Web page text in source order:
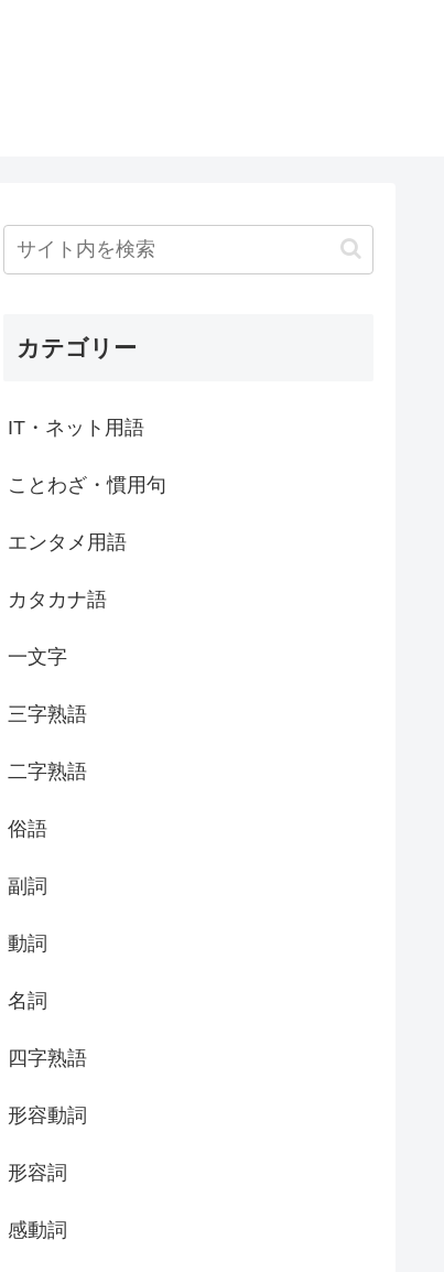
カテゴリー
IT・ネット用語
ことわざ・慣用句
エンタメ用語
カタカナ語
一文字
三字熟語
二字熟語
俗語
副詞
動詞
名詞
四字熟語
形容動詞
形容詞
感動詞